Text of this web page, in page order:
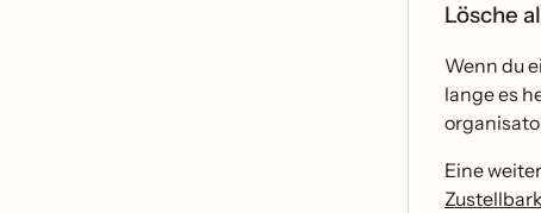
Lösche
Wenn du
lange es
Eine